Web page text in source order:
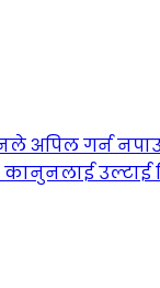
अपिल गर्न
कानुनलाई उल्टाई